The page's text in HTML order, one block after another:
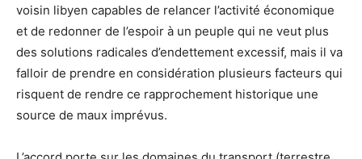
voisin libyen capables de relancer l’activité économique
et de redonner de l’espoir à un peuple qui ne veut plus
des solutions radicales d’endettement excessif, mais il va
falloir de prendre en considération plusieurs facteurs qui
risquent de rendre ce rapprochement historique une
source de maux imprévus.